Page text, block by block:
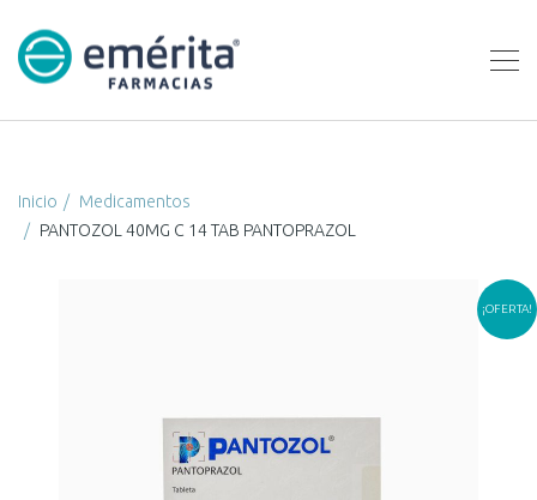
Inicio
Medicamentos
PANTOZOL 40MG C 14 TAB PANTOPRAZOL
¡OFERTA!